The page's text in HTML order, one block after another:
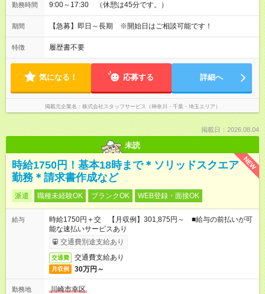
勤務時間 9:00～17:30 （休憩は45分です。）
期間 【急募】即日～長期 ※開始日はご相談可能です！
特徴 履歴書不要
気になる！ 応募する 詳細へ
掲載元企業名 株式会社スタッフサービス（神奈川・千葉・埼玉エリア）
掲載日：2026.08.04
未読
NEW
時給1750円！基本18時まで＊ソリッドスクエア
勤務＊請求書作成など
派遣 職種未経験OK ブランクOK WEB登録・面接OK
給与
時給1750円＋交 【月収例】301,875円～ ■給与の前払いが可
能な速払いサービスあり
交通費別途支給あり
交通費 交通費支給あり
月収例 30万円～
勤務地
川崎市幸区